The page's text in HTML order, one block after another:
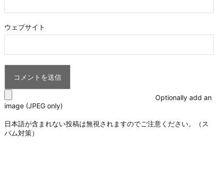
ウェブサイト
Optionally add an
image (JPEG only)
日本語が含まれない投稿は無視されますのでご注意ください。（ス
パム対策）